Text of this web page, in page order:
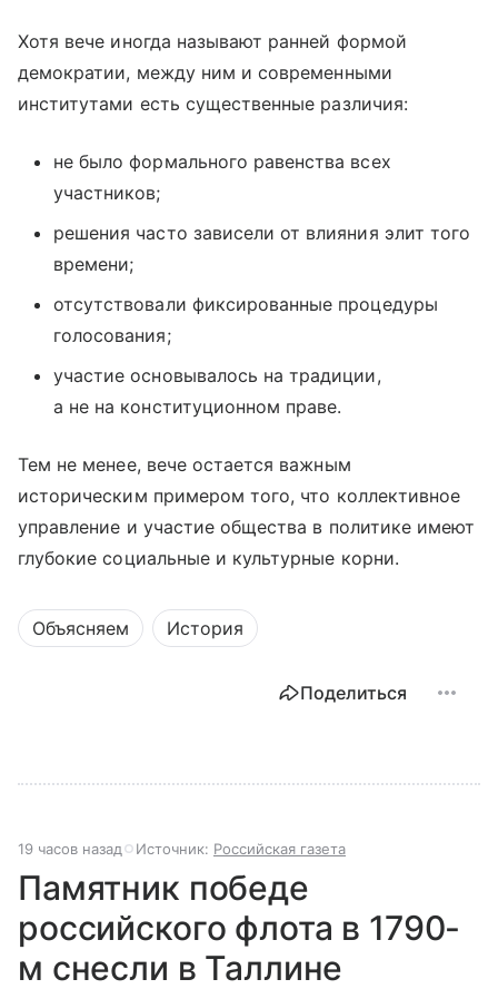
Хотя вече иногда называют ранней формой
демократии, между ним и современными
институтами есть существенные различия:
не было формального равенства всех
участников;
решения часто зависели от влияния элит того
времени;
отсутствовали фиксированные процедуры
голосования;
участие основывалось на традиции,
а не на конституционном праве.
Тем не менее, вече остается важным
историческим примером того, что коллективное
управление и участие общества в политике имеют
глубокие социальные и культурные корни.
Объясняем История
Поделиться
19 часов назад Источник: Российская газета
Памятник победе
российского флота в 1790-
м снесли в Таллине